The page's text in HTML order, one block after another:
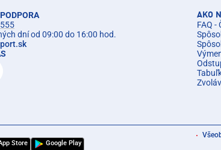
dní od 09:00 do 16:00 hod.
AKO
FAQ -
Store Google Play